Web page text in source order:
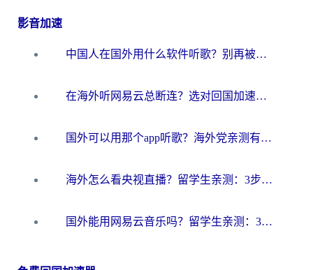
影音加速
中国人在国外用什么软件听歌？别再被地域限制卡脖子，这篇教你轻松解锁国内音乐库
在海外听网易云总断连？选对回国加速器，告别地区限制和卡顿
国外可以用那个app听歌？海外党亲测有效的回国加速方案，轻松听国内音乐听书
海外怎么看央视直播？留学生亲测：3步解决版权限制+追剧自由
国外能用网易云音乐吗？留学生亲测：3步解决海外听歌难题